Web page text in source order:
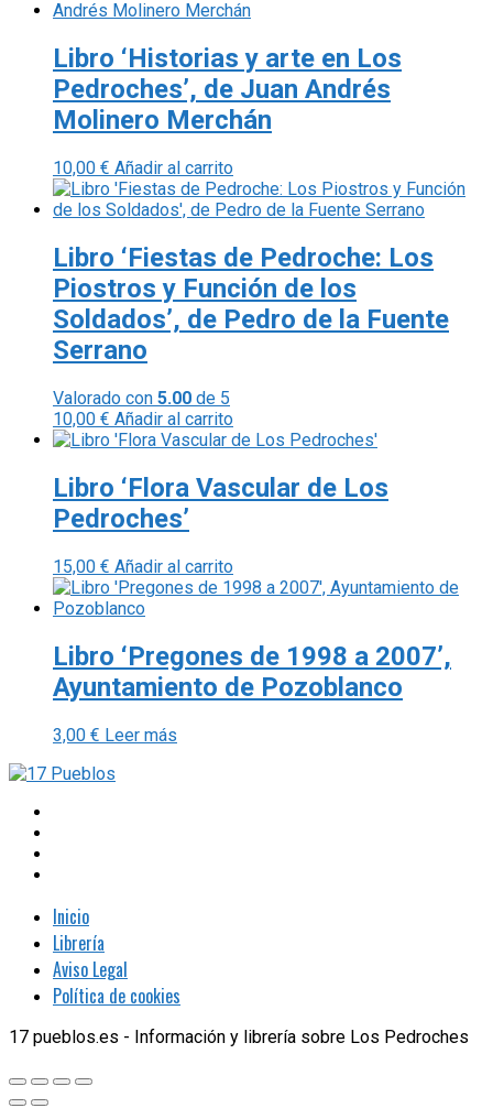
Libro ‘Historias y arte en Los
Pedroches’, de Juan Andrés
Molinero Merchán
10,00 € Añadir al carrito
Libro ‘Fiestas de Pedroche: Los
Piostros y Función de los
Soldados’, de Pedro de la Fuente
Serrano
Valorado con 5.00 de 5
10,00 € Añadir al carrito
Libro ‘Flora Vascular de Los
Pedroches’
15,00 € Añadir al carrito
Libro ‘Pregones de 1998 a 2007’,
Ayuntamiento de Pozoblanco
3,00 € Leer más
Inicio
Librería
Aviso Legal
Política de cookies
17 pueblos.es - Información y librería sobre Los Pedroches